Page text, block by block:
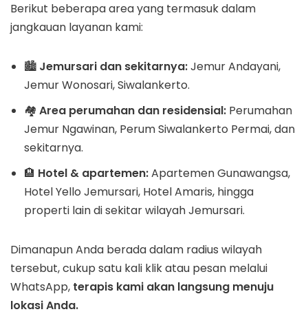
Berikut beberapa area yang termasuk dalam
jangkauan layanan kami:
🏙️ Jemursari dan sekitarnya:Jemur Andayani,
Jemur Wonosari, Siwalankerto.
🏘️ Area perumahan dan residensial: Perumahan
Jemur Ngawinan, Perum Siwalankerto Permai, dan
sekitarnya.
🏨 Hotel & apartemen:Apartemen Gunawangsa,
Hotel Yello Jemursari, Hotel Amaris, hingga
properti lain di sekitar wilayah Jemursari.
Dimanapun Anda berada dalam radius wilayah
tersebut, cukup satu kali klik atau pesan melalui
WhatsApp, terapis kami akan langsung menuju
lokasi Anda.